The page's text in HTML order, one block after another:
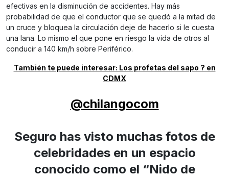
efectivas en la disminución de accidentes. Hay más
probabilidad de que el conductor que se quedó a la mitad de
un cruce y bloquea la circulación deje de hacerlo si le cuesta
una lana. Lo mismo el que pone en riesgo la vida de otros al
conducir a 140 km/h sobre Periférico.
También te puede interesar: Los profetas del sapo ? en
CDMX
@chilangocom
Seguro has visto muchas fotos de
celebridades en un espacio
conocido como el “Nido de